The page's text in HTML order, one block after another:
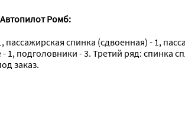
Ромб:
спинка (сдвоенная) - 1,
подголовники - 3. Третий ряд: спинка
заказ.